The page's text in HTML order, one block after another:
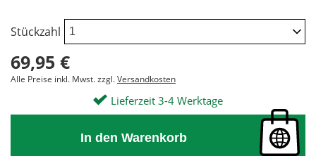
Stückzahl
69,95 €
Alle Preise inkl. Mwst. zzgl.Versandkosten
Lieferzeit 3-4 Werktage
In den Warenkorb